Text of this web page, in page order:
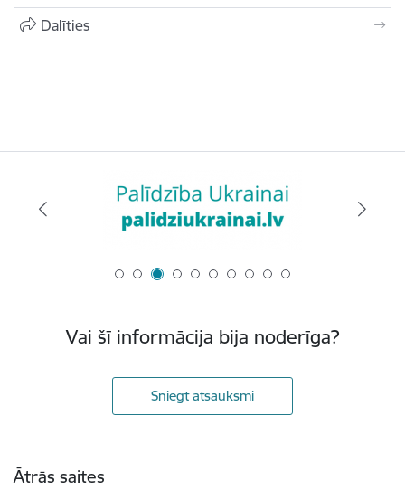
Dalīties
Vai šī informācija bija noderīga?
Sniegt atsauksmi
Ātrās saites